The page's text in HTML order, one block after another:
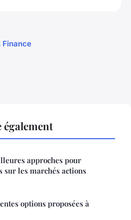
approches pour
les marchés actions
options proposées à